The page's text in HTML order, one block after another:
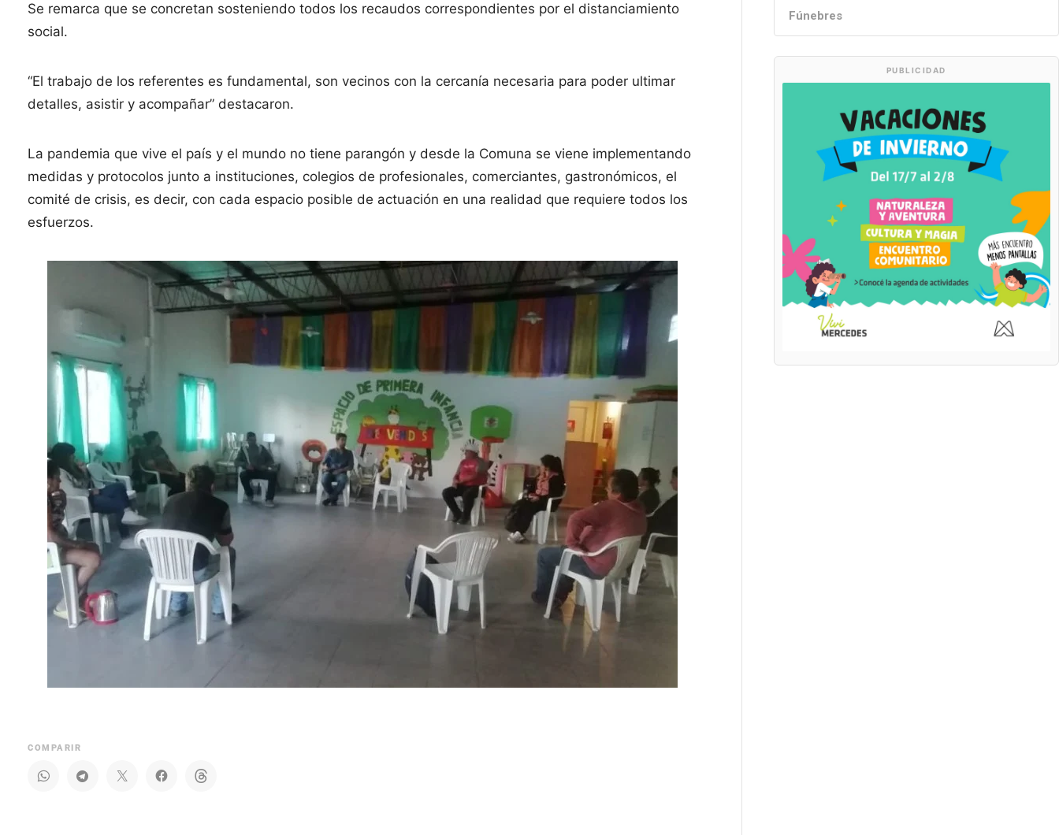
Se remarca que se concretan sosteniendo todos los recaudos correspondientes por el distanciamiento
social.
“El trabajo de los referentes es fundamental, son vecinos con la cercanía necesaria para poder ultimar
detalles, asistir y acompañar” destacaron.
La pandemia que vive el país y el mundo no tiene parangón y desde la Comuna se viene implementando
medidas y protocolos junto a instituciones, colegios de profesionales, comerciantes, gastronómicos, el
comité de crisis, es decir, con cada espacio posible de actuación en una realidad que requiere todos los
esfuerzos.
COMPARIR
Fúnebres
PUBLICIDAD